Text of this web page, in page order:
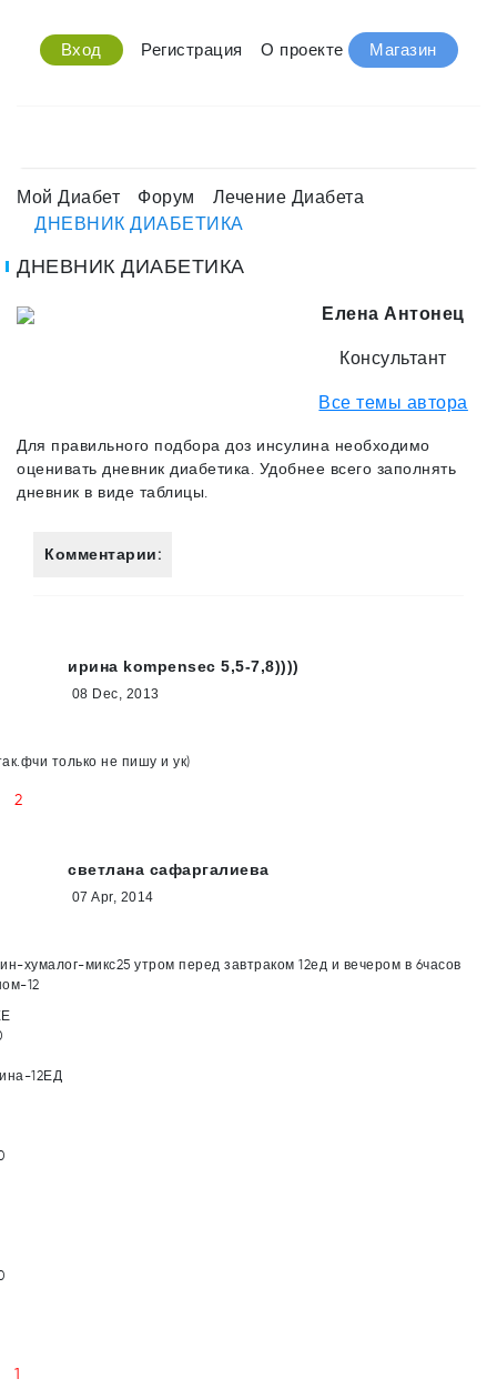
Вход Регистрация О проекте Магазин
Мой Диабет Форум
Лечение Диабета
ДНЕВНИК ДИАБЕТИКА
ДНЕВНИК ДИАБЕТИКА
Елена Антонец
Консультант
Все темы автора
Для правильного подбора доз инсулина необходимо
оценивать дневник диабетика. Удобнее всего заполнять
дневник в виде таблицы.
Комментарии:
ирина kompensec 5,5-7,8))))
08 Dec, 2013
только не пишу и ук)
2
светлана сафаргалиева
07 Apr, 2014
хумалог-микс25 утром перед завтраком 12ед и вечером в 6часов
12
12ЕД
1